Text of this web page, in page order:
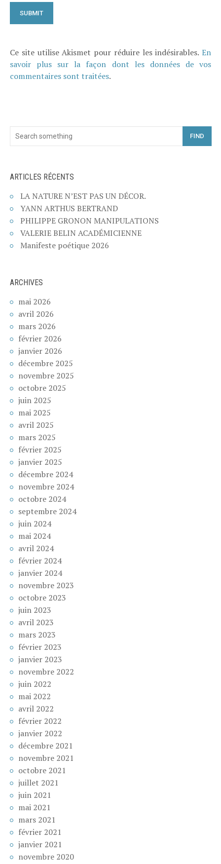
Ce site utilise Akismet pour réduire les indésirables. En
savoir plus sur la façon dont les données de vos
commentaires sont traitées.
FIND
ARTICLES RÉCENTS
LA NATURE N’EST PAS UN DÉCOR.
YANN ARTHUS BERTRAND
PHILIPPE GRONON MANIPULATIONS
VALERIE BELIN ACADÉMICIENNE
Manifeste poétique 2026
ARCHIVES
mai 2026
avril 2026
mars 2026
février 2026
janvier 2026
décembre 2025
novembre 2025
octobre 2025
juin 2025
mai 2025
avril 2025
mars 2025
février 2025
janvier 2025
décembre 2024
novembre 2024
octobre 2024
septembre 2024
juin 2024
mai 2024
avril 2024
février 2024
janvier 2024
novembre 2023
octobre 2023
juin 2023
avril 2023
mars 2023
février 2023
janvier 2023
novembre 2022
juin 2022
mai 2022
avril 2022
février 2022
janvier 2022
décembre 2021
novembre 2021
octobre 2021
juillet 2021
juin 2021
mai 2021
mars 2021
février 2021
janvier 2021
novembre 2020